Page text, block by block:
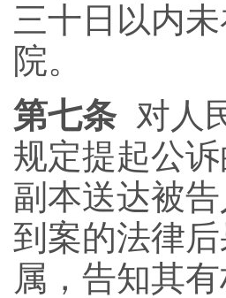
三十日以内
院。
第七条 对人
规定提起公
副本送达被
到案的法律
属，告知其